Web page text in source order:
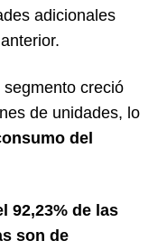
adicionales
creció
de unidades, lo
del
92,23% de las
son de